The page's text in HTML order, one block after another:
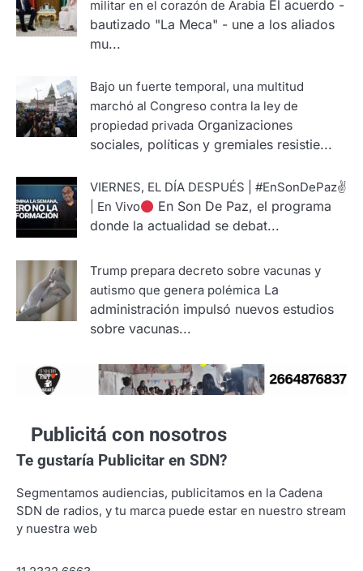
militar en el corazón de Arabia El acuerdo -
bautizado "La Meca" - une a los aliados
mu...
Bajo un fuerte temporal, una multitud
marchó al Congreso contra la ley de
propiedad privada Organizaciones
sociales, políticas y gremiales resistie...
VIERNES, EL DÍA DESPUÉS | #EnSonDePaz✌
| En Vivo
En Son De Paz, el programa
donde la actualidad se debat...
Trump prepara decreto sobre vacunas y
autismo que genera polémica La
administración impulsó nuevos estudios
sobre vacunas...
Publicitá con nosotros
Te gustaría Publicitar en SDN?
Segmentamos audiencias, publicitamos en la Cadena
SDN de radios, y tu marca puede estar en nuestro stream
y nuestra web